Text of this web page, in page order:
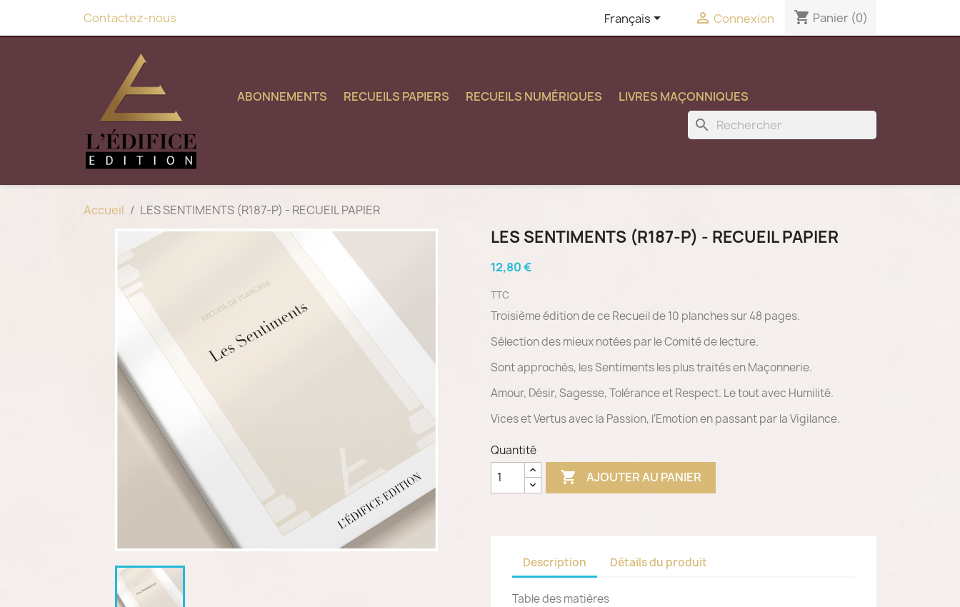
Contactez-nous Français  Connexion shopping_cart Panier (0)
ABONNEMENTS RECUEILS PAPIERS RECUEILS NUMÉRIQUES LIVRES MAÇONNIQUES
search
Accueil LES SENTIMENTS (R187-P) - RECUEIL PAPIER
LES SENTIMENTS (R187-P) - RECUEIL PAPIER
12,80 €
TTC
Troisième édition de ce Recueil de 10 planches sur 48 pages.
Sélection des mieux notées par le Comité de lecture.
Sont approchés, les Sentiments les plus traités en Maçonnerie.
Amour, Désir, Sagesse, Tolérance et Respect. Le tout avec Humilité.
Vices et Vertus avec la Passion, l’Emotion en passant par la Vigilance.
Quantité
 AJOUTER AU PANIER
Description Détails du produit
Table des matières